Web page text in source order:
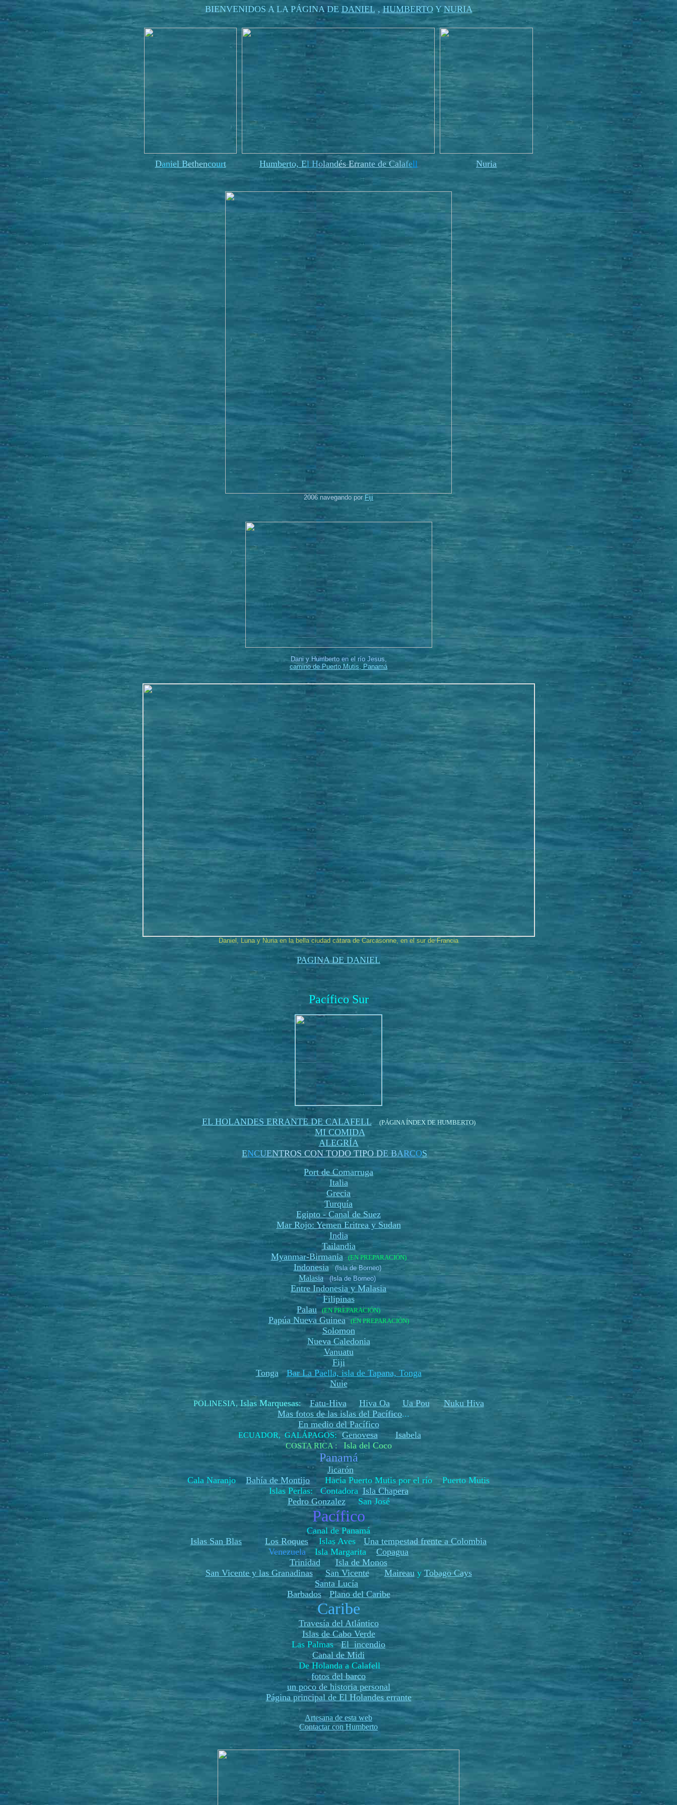
BIENVENIDOS A LA PÁGINA DE DANIEL ,HUMBERTOYNURIA
Daniel Bethencourt Humberto, El Holandés Errante de Calafell Nuria
2006 navegando por Fiji
Dani y Humberto en el río Jesus,
camino de Puerto Mutis, Panamá
Daniel, Luna y Nuria en la bella ciudad cátara de Carcasonne, en el sur de Francia
PAGINA DE DANIEL
Pacífico Sur
EL HOLANDES ERRANTE DE CALAFELL (PÁGINA ÍNDEX DE HUMBERTO)
MI COMIDA
ALEGRÍA
ENCUENTROS CON TODO TIPO DE BARCOS
Port de Comarruga
Italia
Grecia
Turquía
Egipto - Canal de Suez
Mar Rojo: Yemen Eritrea y Sudan
India
Tailandia
Myanmar-Birmania
(EN PREPARACIÓN)
Indonesia(Isla de Borneo)
Malasia (Isla de Borneo)
Entre Indonesia y Malasia
Filipinas
Palau
(EN PREPARACIÓN)
Papúa Nueva Guinea (EN PREPARACIÓN)
Solomon
Nueva Caledonia
Vanuatu
Fiji
Tonga
Bar La Paella, isla de Tapana, Tonga
Nuie
POLINESIA, Islas Marquesas: Fatu-Hiva Hiva Oa Ua Pou
Nuku Hiva
Mas fotos de las islas del Pacífico...
En medio del Pacífico
ECUADOR, GALÁPAGOS:Genovesa Isabela
COSTA RICA : Isla del Coco
Panamá
Jicarón
Cala Naranjo Bahía de MontijoHacia Puerto Mutis por el río Puerto Mutis
Islas Perlas: Contadora Isla Chapera
Pedro GonzalezSan José
Pacífico
Canal de Panamá
Islas San Blas
Los Roques Islas Aves
Una tempestad frente a Colombia
Venezuela
Isla Margarita Copagua
Trinidad
Isla de Monos
San Vicente y las Granadinas
San Vicente Maireauy Tobago Cays
Santa Lucía
Barbados
Plano del Caribe
Caribe
Travesía del Atlántico
Islas de Cabo Verde
Las PalmasEl incendio
Canal de Midi
De Holanda a Calafell
fotos del barco
un poco de historia personal
Página principal de El Holandes errante
Artesana de esta web
Contactar con Humberto